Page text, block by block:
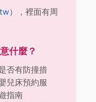
），裡面有周
什麼？
否有防撞措
兒床預約服
指南